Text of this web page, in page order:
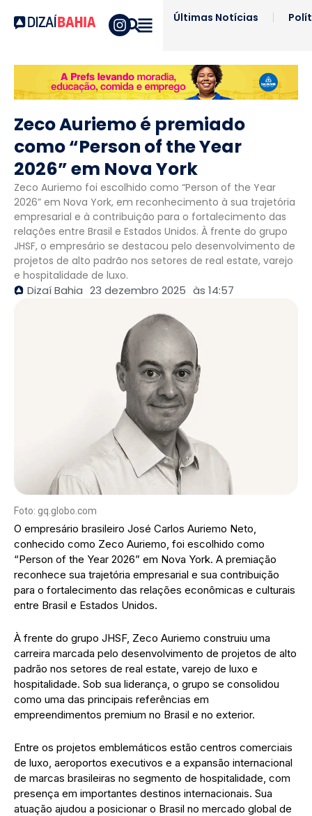
Últimas Notícias
Zeco Auriemo é premiado
como “Person of the Year
2026” em Nova York
Zeco Auriemo foi escolhido como “Person of the Year
2026” em Nova York, em reconhecimento à sua trajetória
empresarial e à contribuição para o fortalecimento das
relações entre Brasil e Estados Unidos. À frente do grupo
JHSF, o empresário se destacou pelo desenvolvimento de
projetos de alto padrão nos setores de real estate, varejo
e hospitalidade de luxo.
Dizaí Bahia 23 dezembro 2025 às 14:57
Foto: gq.globo.com
O empresário brasileiro José Carlos Auriemo Neto,
conhecido como Zeco Auriemo, foi escolhido como
“Person of the Year 2026” em Nova York. A premiação
reconhece sua trajetória empresarial e sua contribuição
para o fortalecimento das relações econômicas e culturais
entre Brasil e Estados Unidos.
À frente do grupo JHSF, Zeco Auriemo construiu uma
carreira marcada pelo desenvolvimento de projetos de alto
padrão nos setores de real estate, varejo de luxo e
hospitalidade. Sob sua liderança, o grupo se consolidou
como uma das principais referências em
empreendimentos premium no Brasil e no exterior.
Entre os projetos emblemáticos estão centros comerciais
de luxo, aeroportos executivos e a expansão internacional
de marcas brasileiras no segmento de hospitalidade, com
presença em importantes destinos internacionais. Sua
atuação ajudou a posicionar o Brasil no mercado global de